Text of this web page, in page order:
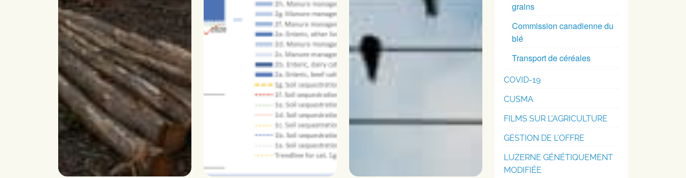
grains
Commission canadienne du
blé
Transport de céréales
COVID-19
CUSMA
FILMS SUR L'AGRICULTURE
GESTION DE L'OFFRE
LUZERNE GÉNÉTIQUEMENT
MODIFIÉE